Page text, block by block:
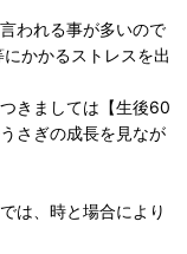
われる事が多いので
かかるストレスを出
きましては【生後60
さぎの成長を見なが
は、時と場合により